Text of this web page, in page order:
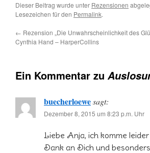
Dieser Beitrag wurde unter Rezensionen
Lesezeichen für den Permalink.
← Rezension „Die Unwahrscheinlichkeit des
Cynthia Hand – HarperCollins
Ein Kommentar zu
buecherloewesagt:
Dezember 8, 2015 um 8:23 p.m. Uhr
Liebe Anja, ich komme
Dank an Dich und